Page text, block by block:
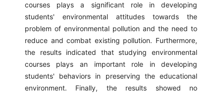
courses plays a significant role in developing
students' environmental attitudes towards the
problem of environmental pollution and the need to
reduce and combat existing pollution. Furthermore,
the results indicated that studying environmental
courses plays an important role in developing
students' behaviors in preserving the educational
environment. Finally, the results showed no